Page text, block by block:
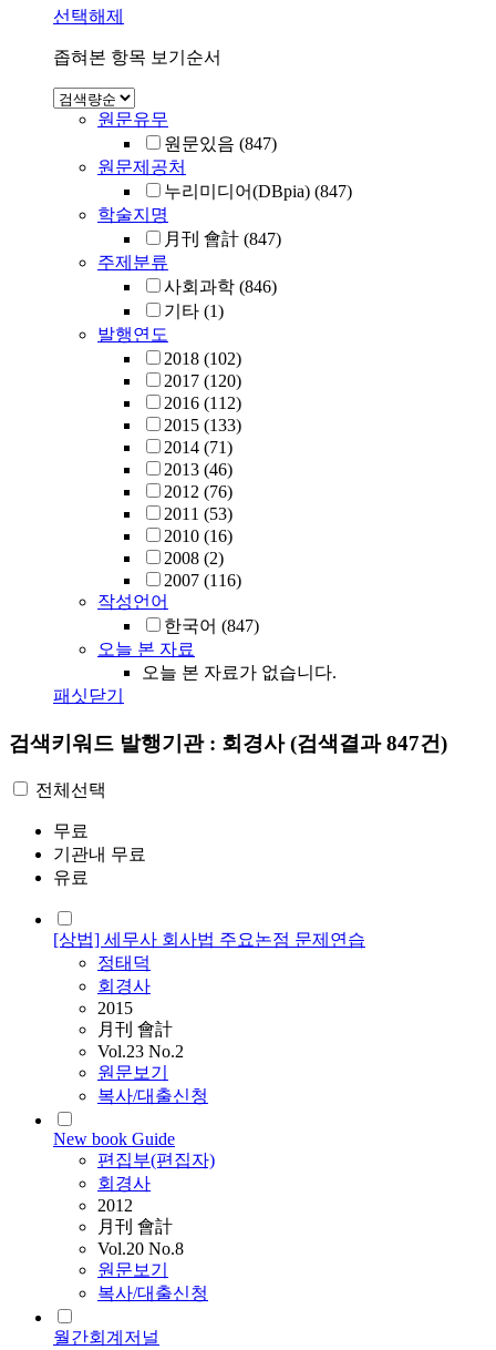
선택해제
좁혀본 항목 보기순서
원문유무
원문있음 (847)
원문제공처
누리미디어(DBpia) (847)
학술지명
月刊 會計 (847)
주제분류
사회과학 (846)
기타 (1)
발행연도
2018 (102)
2017 (120)
2016 (112)
2015 (133)
2014 (71)
2013 (46)
2012 (76)
2011 (53)
2010 (16)
2008 (2)
2007 (116)
작성언어
한국어 (847)
오늘 본 자료
오늘 본 자료가 없습니다.
패싯닫기
검색키워드 발행기관 : 회경사(검색결과 847건)
전체선택
무료
기관내 무료
유료
[상법] 세무사 회사법 주요논점 문제연습
정태덕
회경사
2015
月刊 會計
Vol.23 No.2
원문보기
복사/대출신청
New book Guide
편집부(편집자)
회경사
2012
月刊 會計
Vol.20 No.8
원문보기
복사/대출신청
월간회계저널